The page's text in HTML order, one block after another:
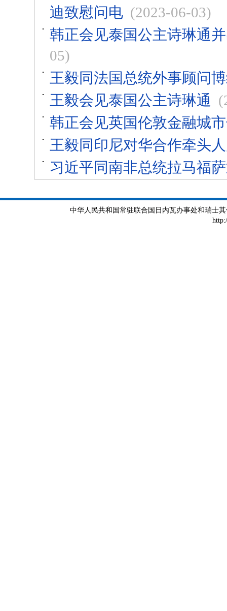
迪致慰问电 (2023-06-03)
韩正会见泰国公主诗琳通
05)
王毅同法国总统外事顾问
王毅会见泰国公主诗琳通
韩正会见英国伦敦金融城
王毅同印尼对华合作牵头
习近平同南非总统拉马福
中华人民共和国常驻联合国日内瓦办事处和瑞士